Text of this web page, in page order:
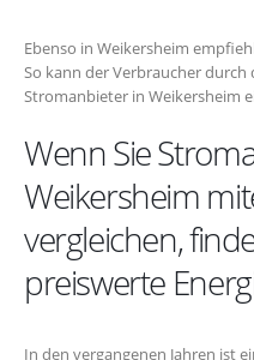
Ebenso in Weikersheim
So kann der Verbraucher durch
Stromanbieter in Weikersheim
Wenn Sie
Weikersheim
vergleichen,
preiswerte
In den vergangenen Jahren ist